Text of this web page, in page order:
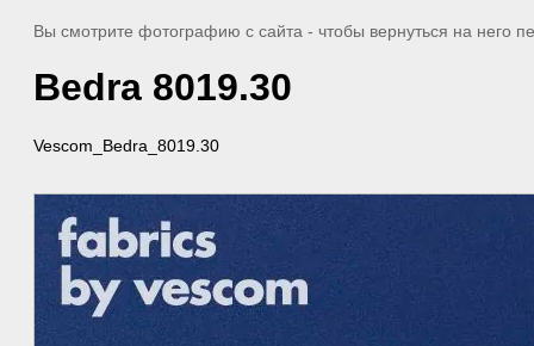
Вы смотрите фотографию с сайта - чтобы вернуться на него
Bedra 8019.30
Vescom_Bedra_8019.30